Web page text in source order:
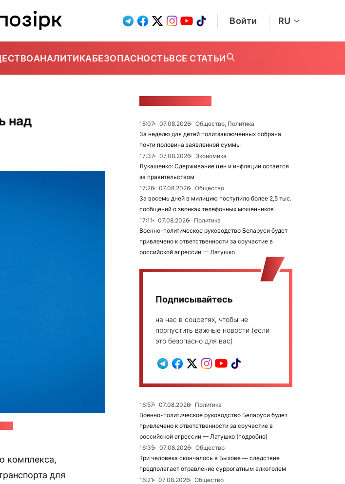
Войти RU
АНАЛИТИКАБЕЗОПАСНОСТЬВСЕ СТАТЬИ
над
комплекса,
для
18:07 07.08.2026
Общество, Политика
За неделю для детей политзаключенных собрана
почти половина заявленной суммы
17:37
07.08.2026
Экономика
Лукашенко: Сдерживание цен и инфляции остается
за правительством
17:26
07.08.2026
Общество
За восемь дней в милицию поступило более 2,5 тыс.
сообщений о звонках телефонных мошенников
17:11
07.08.2026
Политика
Военно-политическое руководство Беларуси будет
привлечено к ответственности за соучастие в
российской агрессии — Латушко
Подписывайтесь
на нас в соцсетях, чтобы не
пропустить важные новости (если
это безопасно для вас)
16:57 07.08.2026
Политика
Военно-политическое руководство Беларуси будет
привлечено к ответственности за соучастие в
российской агрессии — Латушко (подробно)
16:35
07.08.2026
Общество
Три человека скончалось в Быхове — следствие
предполагает отравление суррогатным алкоголем
16:21
07.08.2026
Общество